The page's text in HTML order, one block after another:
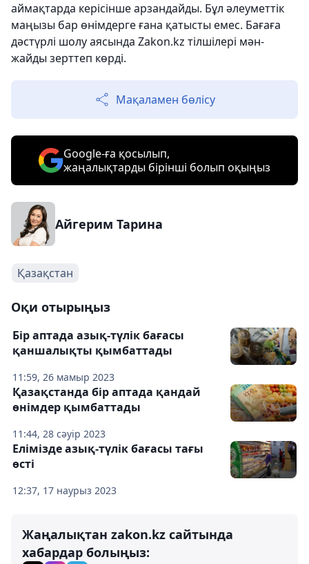
аймақтарда керісінше арзандайды. Бұл әлеуметтік
маңызы бар өнімдерге ғана қатысты емес. Бағаға
дәстүрлі шолу аясында Zakon.kz тілшілері мән-
жайды зерттеп көрді.
Мақаламен бөлісу
Google-ға қосылып,
жаңалықтарды бірінші болып оқыңыз
Айгерим Тарина
Қазақстан
Оқи отырыңыз
11:59, 26 мамыр 2023
Бір аптада азық-түлік бағасы
қаншалықты қымбаттады
11:44, 28 сәуір 2023
Қазақстанда бір аптада қандай
өнімдер қымбаттады
12:37, 17 наурыз 2023
Елімізде азық-түлік бағасы тағы
өсті
Жаңалықтан zakon.kz сайтында
хабардар болыңыз: